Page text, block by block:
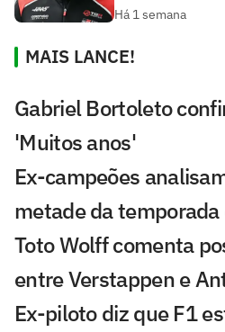
Há 1 semana
MAIS LANCE!
Gabriel Bortoleto
'Muitos anos'
Ex-campeões
metade da temporada
Toto Wolff comenta
entre Verstappen e
Ex-piloto diz que F1